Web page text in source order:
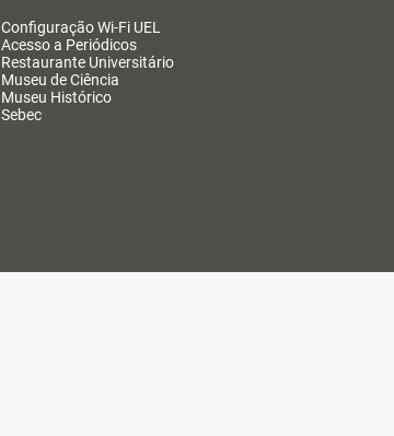
Configuração Wi-Fi UEL
Acesso a Periódicos
Restaurante Universitário
Museu de Ciência
Museu Histórico
Sebec